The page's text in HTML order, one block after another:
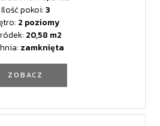
Ilość pokoi:3
2 poziomy
20,58
zamknięta
ZOBACZ